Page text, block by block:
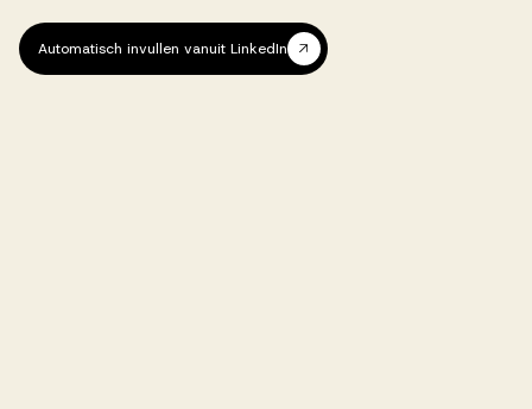
Automatisch invullen vanuit LinkedIn